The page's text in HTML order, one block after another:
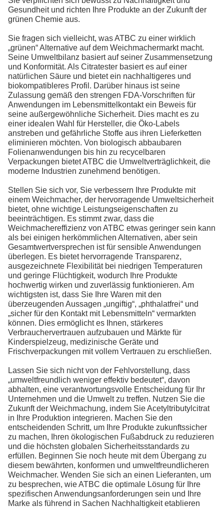
Gesundheit und richten Ihre Produkte an der Zukunft der
grünen Chemie aus.
Sie fragen sich vielleicht, was ATBC zu einer wirklich
„grünen“ Alternative auf dem Weichmachermarkt macht.
Seine Umweltbilanz basiert auf seiner Zusammensetzung
und Konformität. Als Citratester basiert es auf einer
natürlichen Säure und bietet ein nachhaltigeres und
biokompatibleres Profil. Darüber hinaus ist seine
Zulassung gemäß den strengen FDA-Vorschriften für
Anwendungen im Lebensmittelkontakt ein Beweis für
seine außergewöhnliche Sicherheit. Dies macht es zu
einer idealen Wahl für Hersteller, die Öko-Labels
anstreben und gefährliche Stoffe aus ihren Lieferketten
eliminieren möchten. Von biologisch abbaubaren
Folienanwendungen bis hin zu recycelbaren
Verpackungen bietet ATBC die Umweltverträglichkeit, die
moderne Industrien zunehmend benötigen.
Stellen Sie sich vor, Sie verbessern Ihre Produkte mit
einem Weichmacher, der hervorragende Umweltsicherheit
bietet, ohne wichtige Leistungseigenschaften zu
beeinträchtigen. Es stimmt zwar, dass die
Weichmachereffizienz von ATBC etwas geringer sein kann
als bei einigen herkömmlichen Alternativen, aber sein
Gesamtwertversprechen ist für sensible Anwendungen
überlegen. Es bietet hervorragende Transparenz,
ausgezeichnete Flexibilität bei niedrigen Temperaturen
und geringe Flüchtigkeit, wodurch Ihre Produkte
hochwertig wirken und zuverlässig funktionieren. Am
wichtigsten ist, dass Sie Ihre Waren mit den
überzeugenden Aussagen „ungiftig“, „phthalatfrei“ und
„sicher für den Kontakt mit Lebensmitteln“ vermarkten
können. Dies ermöglicht es Ihnen, stärkeres
Verbrauchervertrauen aufzubauen und Märkte für
Kinderspielzeug, medizinische Geräte und
Frischverpackungen mit vollem Vertrauen zu erschließen.
Lassen Sie sich nicht von der Fehlvorstellung, dass
„umweltfreundlich weniger effektiv bedeutet“, davon
abhalten, eine verantwortungsvolle Entscheidung für Ihr
Unternehmen und die Umwelt zu treffen. Nutzen Sie die
Zukunft der Weichmachung, indem Sie Acetyltributylcitrat
in Ihre Produktion integrieren. Machen Sie den
entscheidenden Schritt, um Ihre Produkte zukunftssicher
zu machen, Ihren ökologischen Fußabdruck zu reduzieren
und die höchsten globalen Sicherheitsstandards zu
erfüllen. Beginnen Sie noch heute mit dem Übergang zu
diesem bewährten, konformen und umweltfreundlicheren
Weichmacher. Wenden Sie sich an einen Lieferanten, um
zu besprechen, wie ATBC die optimale Lösung für Ihre
spezifischen Anwendungsanforderungen sein und Ihre
Marke als führend in Sachen Nachhaltigkeit etablieren